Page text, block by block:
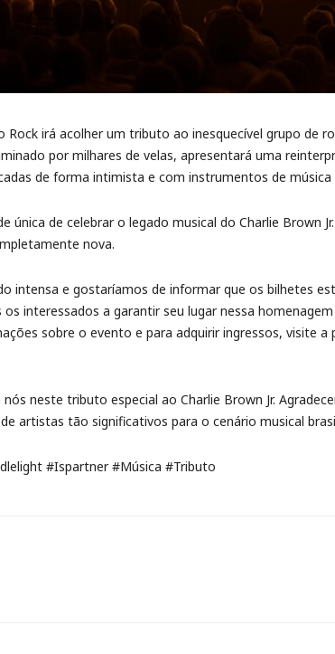
Rock irá acolher um tributo ao inesquecível grupo de
por milhares de velas, apresentará uma
de forma intimista e com instrumentos de música
única de celebrar o legado musical do Charlie Brown
nova.
intensa e gostaríamos de informar que os bilhetes
interessados a garantir seu lugar nessa
sobre o evento e para adquirir ingressos, visite a
neste tributo especial ao Charlie Brown Jr.
artistas tão significativos para o cenário musical
#Ispartner #Música #Tributo